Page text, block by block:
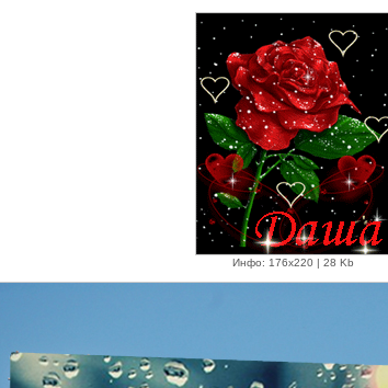
Инфо: 176х220 | 28 Kb